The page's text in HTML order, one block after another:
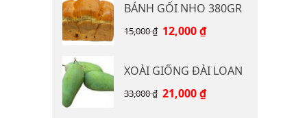
92,000 ₫. là:
85,000 ₫.
BÁNH GỐI NHO 380GR
15,000₫ Giá
15,000 ₫.
12,000₫Giá
là:
12,000 ₫.
XOÀI GIỐNG ĐÀI LOAN
33,000₫ Giá
21,000₫Giá